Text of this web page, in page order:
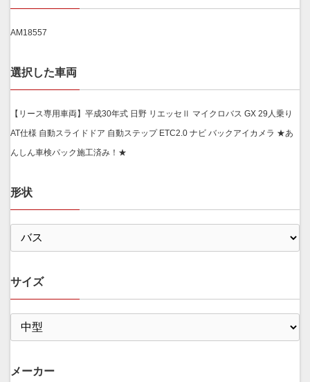
AM18557
選択した車両
【リース専用車両】平成30年式 日野 リエッセⅡ マイクロバス GX 29人乗り
AT仕様 自動スライドドア 自動ステップ ETC2.0 ナビ バックアイカメラ ★あ
んしん車検パック施工済み！★
形状
サイズ
メーカー